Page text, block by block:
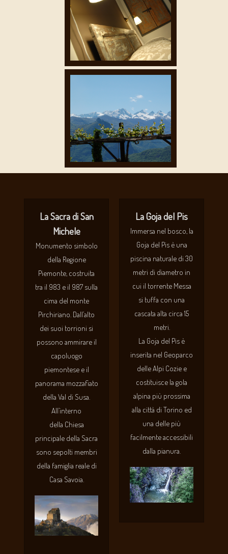
La Sacra di San
Michele
Monumento simbolo
della Regione
Piemonte, costruita
tra il 983 e il 987 sulla
cima del monte
Pirchiriano. Dall’alto
dei suoi torrioni si
possono ammirare il
capoluogo
piemontese e il
panorama mozzafiato
della Val di Susa.
All’interno
della Chiesa
principale della Sacra
sono sepolti membri
della famiglia reale di
Casa Savoia.
La Goja del Pis
Immersa nel bosco, la
Goja del Pis è una
piscina naturale di 30
metri di diametro in
cui il torrente Messa
si tuffa con una
cascata alta circa 15
metri.
La Goja del Pis è
inserita nel Geoparco
delle Alpi Cozie e
costituisce la gola
alpina più prossima
alla città di Torino ed
una delle più
facilmente accessibili
dalla pianura.